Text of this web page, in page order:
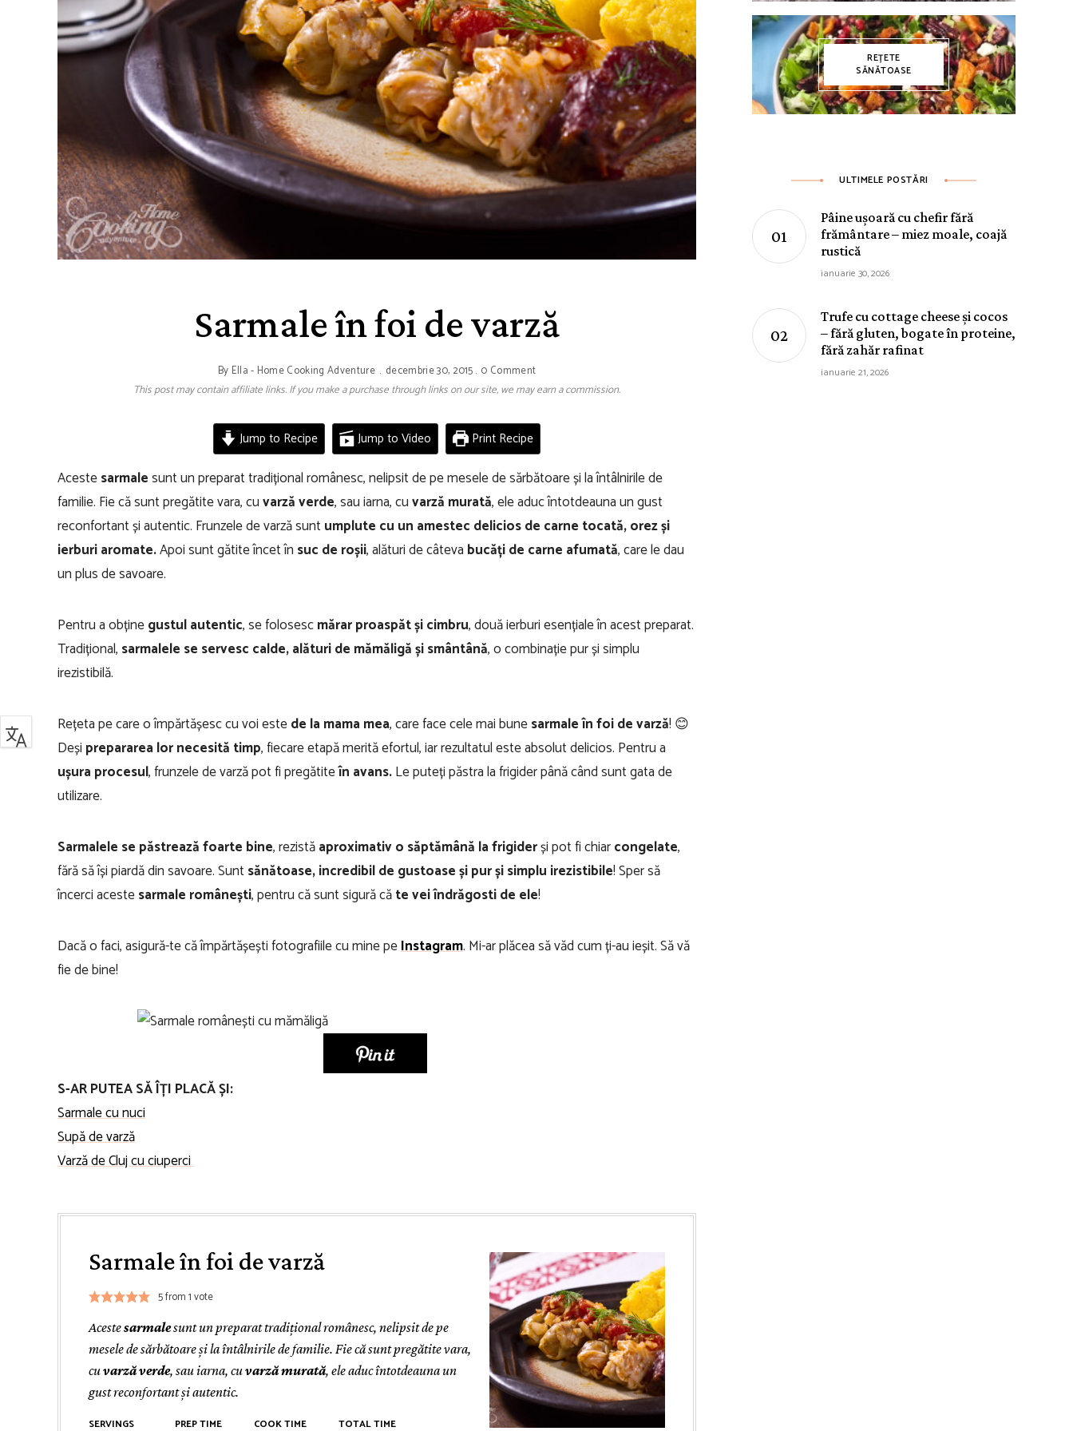
Sarmale în foi de varză
By Ella - Home Cooking Adventure decembrie 30, 2015 0 Comment
This post may contain affiliate links. If you make a purchase through links on our site, we may earn a commission.
Jump to Recipe Jump to Video Print Recipe
Acestesarmalesunt un preparat tradițional românesc, nelipsit de pe mesele de sărbătoare și la întâlnirile de
familie. Fie că sunt pregătite vara, cuvarză verde, sau iarna, cuvarză murată, ele aduc întotdeauna un gust
reconfortant și autentic. Frunzele de varză suntumplute cu un amestec delicios de carne tocată, orez și
ierburi aromate.Apoi sunt gătite încet în suc de roșii, alături de câteva bucăți de carne afumată, care le dau
un plus de savoare.
Pentru a obținegustul autentic, se folosescmărar proaspăt și cimbru, două ierburi esențiale în acest preparat.
Tradițional, sarmalele se servesc calde, alături de mămăligă și smântână, o combinație pur și simplu
irezistibilă.
Rețeta pe care o împărtășesc cu voi estede la mama mea, care face cele mai bunesarmale în foi de varză! 😊
Deși prepararea lor necesită timp, fiecare etapă merită efortul, iar rezultatul este absolut delicios. Pentru a
ușura procesul, frunzele de varză pot fi pregătiteîn avans.Le puteți păstra la frigider până când sunt gata de
utilizare.
Sarmalele se păstrează foarte bine, rezistăaproximativ o săptămână la frigiderși pot fi chiarcongelate,
fără să își piardă din savoare. Suntsănătoase, incredibil de gustoase și pur și simplu irezistibile! Sper să
încerci acestesarmale românești, pentru că sunt sigură căte vei îndrăgosti de ele!
Dacă o faci, asigură-te că împărtășești fotografiile cu mine peInstagram. Mi-ar plăcea să văd cum ți-au ieșit. Să vă
fie de bine!
S-AR PUTEA SĂ ÎȚI PLACĂ ȘI:
Sarmale cu nuci
Supă de varză
Varză de Cluj cu ciuperci
Sarmale în foi de varză
5from 1 vote
Acestesarmalesunt un preparat tradițional românesc, nelipsit de pe
mesele de sărbătoare și la întâlnirile de familie. Fie că sunt pregătite vara,
cuvarză verde, sau iarna, cuvarză murată, ele aduc întotdeauna un
gust reconfortant și autentic.
SERVINGS PREP TIME COOK TIME TOTAL TIME
REȚETE
SĂNĂTOASE
ULTIMELE POSTĂRI
Pâine ușoară cu chefir fără
frământare – miez moale, coajă
rustică
ianuarie 30, 2026
Trufe cu cottage cheese și cocos
– fără gluten, bogate în proteine,
fără zahăr rafinat
ianuarie 21, 2026